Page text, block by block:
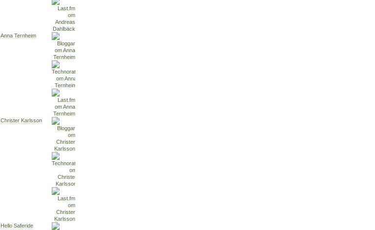
Anna Ternheim
Christer Karlsson
Hello Saferide